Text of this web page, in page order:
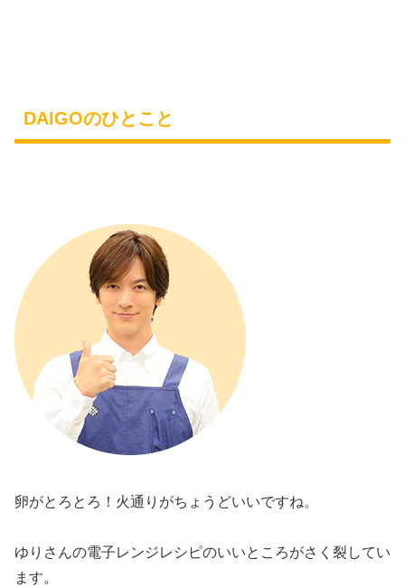
DAIGOのひとこと
卵がとろとろ！火通りがちょうどいいですね。
ゆりさんの電子レンジレシピのいいところがさく裂してい
ます。